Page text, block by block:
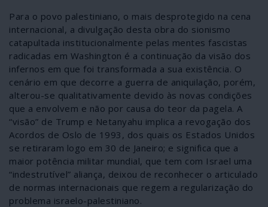
Para o povo palestiniano, o mais desprotegido na cena
internacional, a divulgação desta obra do sionismo
catapultada institucionalmente pelas mentes fascistas
radicadas em Washington é a continuação da visão dos
infernos em que foi transformada a sua existência. O
cenário em que decorre a guerra de aniquilação, porém,
alterou-se qualitativamente devido às novas condições
que a envolvem e não por causa do teor da pagela. A
“visão” de Trump e Netanyahu implica a revogação dos
Acordos de Oslo de 1993, dos quais os Estados Unidos
se retiraram logo em 30 de Janeiro; e significa que a
maior potência militar mundial, que tem com Israel uma
“indestrutível” aliança, deixou de reconhecer o articulado
de normas internacionais que regem a regularização do
problema israelo-palestiniano.